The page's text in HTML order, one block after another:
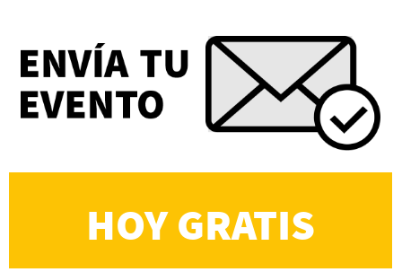
Eva Valero Juan: "Una mirada que construía un
universo donde lo único verdaderamente
importante eran los amigos y la literatura"
Martín Carrasco
HOY GRATIS